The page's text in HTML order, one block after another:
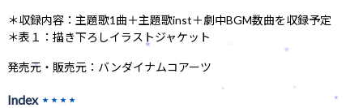
＊収録内容：主題歌1曲＋主題歌inst＋劇中BGM数曲を収録予定
＊表１：描き下ろしイラストジャケット
発売元・販売元：バンダイナムコアーツ
Index ★★★★